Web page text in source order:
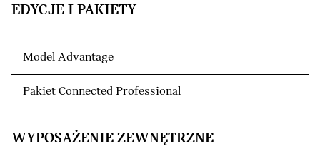
EDYCJE I PAKIETY
Model Advantage
Pakiet Connected Professional
WYPOSAŻENIE ZEWNĘTRZNE